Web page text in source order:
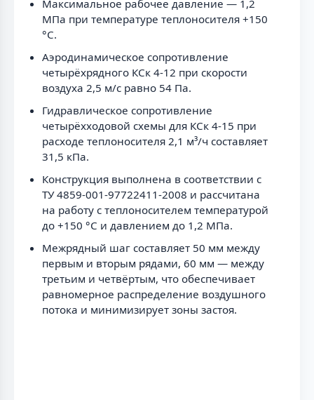
Максимальное рабочее давление — 1,2
МПа при температуре теплоносителя +150
°С.
Аэродинамическое сопротивление
четырёхрядного КСк 4-12 при скорости
воздуха 2,5 м/с равно 54 Па.
Гидравлическое сопротивление
четырёхходовой схемы для КСк 4-15 при
расходе теплоносителя 2,1 м³/ч составляет
31,5 кПа.
Конструкция выполнена в соответствии с
ТУ 4859-001-97722411-2008 и рассчитана
на работу с теплоносителем температурой
до +150 °С и давлением до 1,2 МПа.
Межрядный шаг составляет 50 мм между
первым и вторым рядами, 60 мм — между
третьим и четвёртым, что обеспечивает
равномерное распределение воздушного
потока и минимизирует зоны застоя.